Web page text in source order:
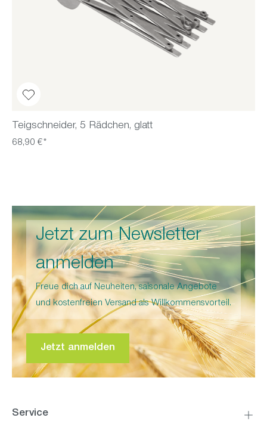
Teigschneider, 5 Rädchen, glatt
68,90 €*
Jetzt zum Newsletter
anmelden
Freue dich auf Neuheiten, saisonale Angebote
und kostenfreien Versand als Willkommensvorteil.
Jetzt anmelden
Service